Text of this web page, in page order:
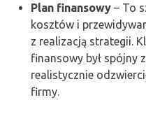
Plan finansowy – To
kosztów i
z realizacją strategii.
finansowy był spójny
realistycznie
firmy.